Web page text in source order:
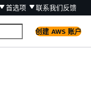
首选项 联系我们反馈
创建 AWS 账户